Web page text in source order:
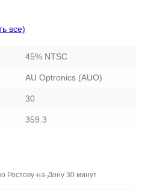
все)
45% NTSC
AU Optronics (AUO)
30
359.3
Ростову-на-Дону 30 минут.